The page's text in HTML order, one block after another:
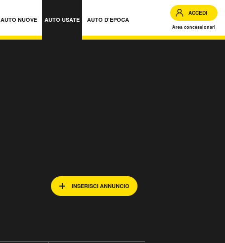
AUTO NUOVE AUTO USATE AUTO D'EPOCA
ACCEDI
Area concessionari
INSERISCI ANNUNCIO